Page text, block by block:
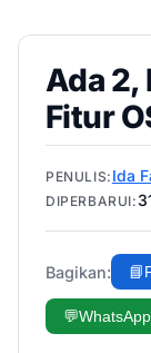
Ada 2,
Fitur
PENULIS: Ida
DIPERBARUI:
Bagikan: 📘
💬WhatsApp